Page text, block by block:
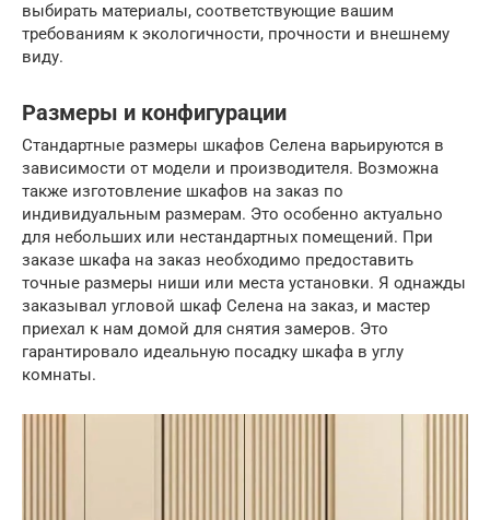
выбирать материалы, соответствующие вашим
требованиям к экологичности, прочности и внешнему
виду.
Размеры и конфигурации
Стандартные размеры шкафов Селена варьируются в
зависимости от модели и производителя. Возможна
также изготовление шкафов на заказ по
индивидуальным размерам. Это особенно актуально
для небольших или нестандартных помещений. При
заказе шкафа на заказ необходимо предоставить
точные размеры ниши или места установки. Я однажды
заказывал угловой шкаф Селена на заказ, и мастер
приехал к нам домой для снятия замеров. Это
гарантировало идеальную посадку шкафа в углу
комнаты.